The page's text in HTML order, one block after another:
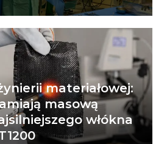
materiałowej:
masową
włókna